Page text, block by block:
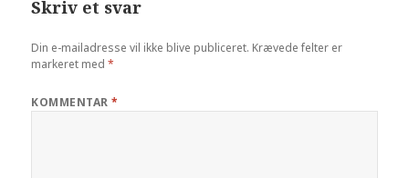
Skriv et svar
Din e-mailadresse vil ikke blive publiceret. Krævede felter er
markeret med*
KOMMENTAR*